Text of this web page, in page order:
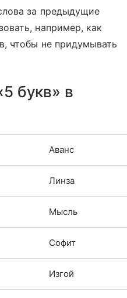
за предыдущие
например, как
чтобы не придумывать
букв» в
Аванс
Линза
Мысль
Софит
Изгой